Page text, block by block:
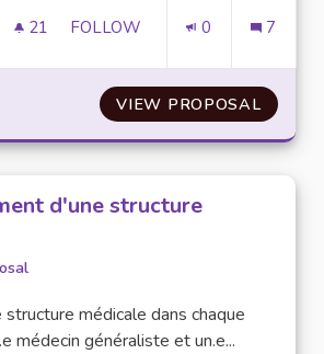
21 21 FOLLOWERS
FOLLOW 0 7
VIEW PROPOSALAUDIT
d'une structure
médicale dans chaque
médecin généraliste et un.e...